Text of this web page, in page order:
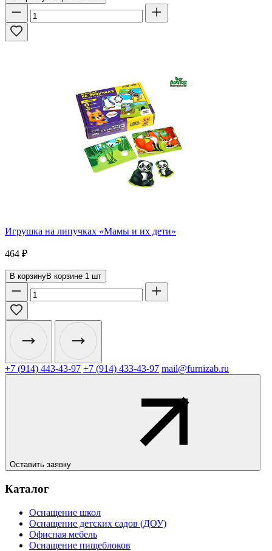
Игрушка на липучках «Мамы и их дети»
464 ₽
В корзинуВ корзине 1 шт
+7 (914) 443-43-97 +7 (914) 433-43-97 mail@furnizab.ru
Оставить заявку
Каталог
Оснащение школ
Оснащение детских садов (ДОУ)
Офисная мебель
Оснащение пищеблоков